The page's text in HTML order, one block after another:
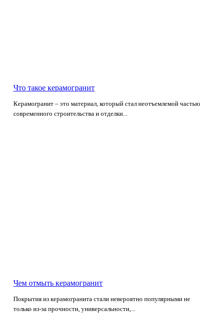
Что такое керамогранит
Керамогранит – это материал, который стал неотъемлемой частью
современного строительства и отделки...
Чем отмыть керамогранит
Покрытия из керамогранита стали невероятно популярными не
только из-за прочности, универсальности,...